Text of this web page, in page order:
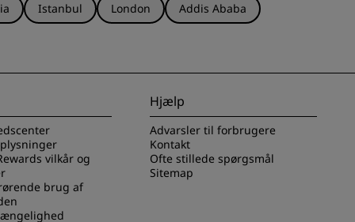
Istanbul London
Addis Ababa
vilkår og
brug af
Hjælp
Advarsler til forbrugere
Kontakt
Ofte stillede spørgsmål
Sitemap